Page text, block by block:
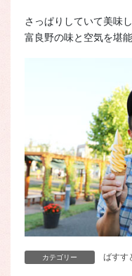
さっぱりしていて美味
富良野の味と空気を堪
カテゴリー ばすす